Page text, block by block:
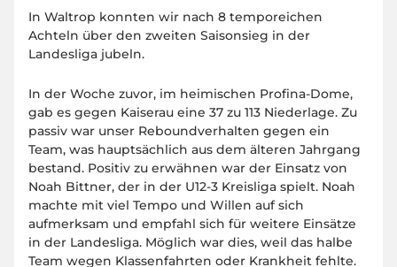
In Waltrop konnten wir nach 8 temporeichen
Achteln über den zweiten Saisonsieg in der
Landesliga jubeln.
In der Woche zuvor, im heimischen Profina-Dome,
gab es gegen Kaiserau eine 37 zu 113 Niederlage. Zu
passiv war unser Reboundverhalten gegen ein
Team, was hauptsächlich aus dem älteren Jahrgang
bestand. Positiv zu erwähnen war der Einsatz von
Noah Bittner, der in der U12-3 Kreisliga spielt. Noah
machte mit viel Tempo und Willen auf sich
aufmerksam und empfahl sich für weitere Einsätze
in der Landesliga. Möglich war dies, weil das halbe
Team wegen Klassenfahrten oder Krankheit fehlte.